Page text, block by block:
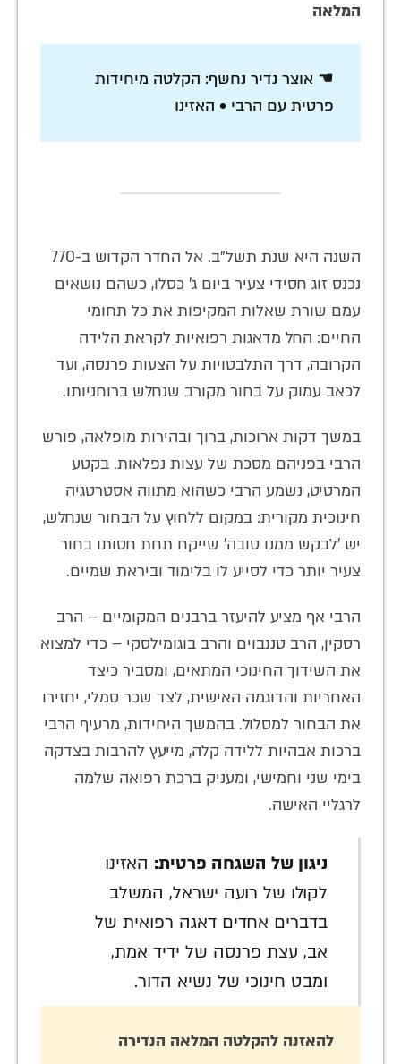
המלאה
☚ אוצר נדיר נחשף: הקלטה מיחידות
פרטית עם הרבי • האזינו
השנה היא שנת תשל"ב. אל החדר הקדוש ב-770
נכנס זוג חסידי צעיר ביום ג' כסלו, כשהם נושאים
עמם שורת שאלות המקיפות את כל תחומי
החיים: החל מדאגות רפואיות לקראת הלידה
הקרובה, דרך התלבטויות על הצעות פרנסה, ועד
לכאב עמוק על בחור מקורב שנחלש ברוחניותו.
במשך דקות ארוכות, ברוך ובהירות מופלאה, פורש
הרבי בפניהם מסכת של עצות נפלאות. בקטע
המרטיט, נשמע הרבי כשהוא מתווה אסטרטגיה
חינוכית מקורית: במקום ללחוץ על הבחור שנחלש,
יש 'לבקש ממנו טובה' שייקח תחת חסותו בחור
צעיר יותר כדי לסייע לו בלימוד וביראת שמיים.
הרבי אף מציע להיעזר ברבנים המקומיים – הרב
רסקין, הרב טננבוים והרב בוגומילסקי – כדי למצוא
את השידוך החינוכי המתאים, ומסביר כיצד
האחריות והדוגמה האישית, לצד שכר סמלי, יחזירו
את הבחור למסלול. בהמשך היחידות, מרעיף הרבי
ברכות אבהיות ללידה קלה, מייעץ להרבות בצדקה
בימי שני וחמישי, ומעניק ברכת רפואה שלמה
לרגליי האישה.
ניגון של השגחה פרטית: האזינו
לקולו של רועה ישראל, המשלב
בדברים אחדים דאגה רפואית של
אב, עצת פרנסה של ידיד אמת,
ומבט חינוכי של נשיא הדור.
להאזנה להקלטה המלאה הנדירה